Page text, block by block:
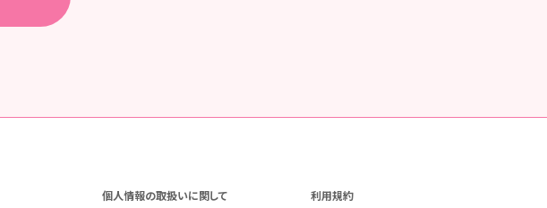
個人情報の取扱いに関して 利用規約